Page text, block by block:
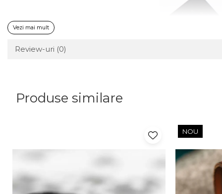
Vezi mai mult
Review-uri (0)
Produse similare
NOU